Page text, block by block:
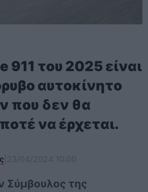
911 του 2025 είναι
αυτοκίνητο
που δεν θα
να έρχεται.
Σύμβουλος της